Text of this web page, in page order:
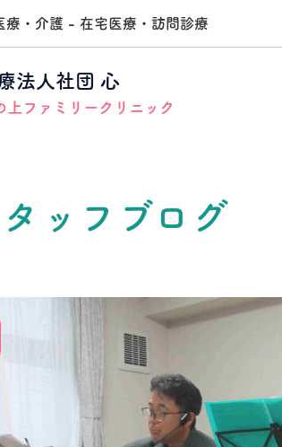
療・介護 - 在宅医療・訪問診療
法人社団 心
上ファミリークリニック
療
人保健施設
ろうけん曳馬野
人社団心 事業本部
ハビリテーション事業所
ガーデン幸
暮らしの相談所
念
ッセージ
訪問診療医編
ーク 相談員編
ッフブログ